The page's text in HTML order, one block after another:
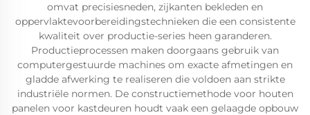
omvat precisiesneden, zijkanten bekleden en
oppervlaktevoorbereidingstechnieken die een consistente
kwaliteit over productie-series heen garanderen.
Productieprocessen maken doorgaans gebruik van
computergestuurde machines om exacte afmetingen en
gladde afwerking te realiseren die voldoen aan strikte
industriële normen. De constructiemethode voor houten
panelen voor kastdeuren houdt vaak een gelaagde opbouw